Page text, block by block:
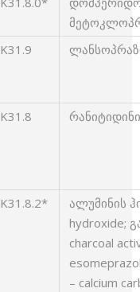
K31.9
K31.8
K31.8.2*
ალუმინის
hydroxide;
charcoal
– calcium